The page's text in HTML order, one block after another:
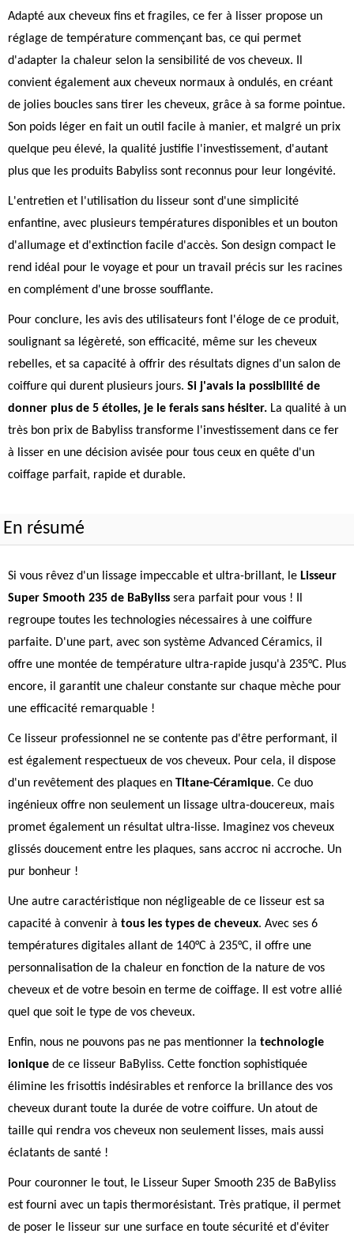
Adapté aux cheveux fins et fragiles, ce fer à lisser propose un
réglage de température commençant bas, ce qui permet
d'adapter la chaleur selon la sensibilité de vos cheveux. Il
convient également aux cheveux normaux à ondulés, en créant
de jolies boucles sans tirer les cheveux, grâce à sa forme pointue.
Son poids léger en fait un outil facile à manier, et malgré un prix
quelque peu élevé, la qualité justifie l'investissement, d'autant
plus que les produits Babyliss sont reconnus pour leur longévité.
L'entretien et l'utilisation du lisseur sont d'une simplicité
enfantine, avec plusieurs températures disponibles et un bouton
d'allumage et d'extinction facile d'accès. Son design compact le
rend idéal pour le voyage et pour un travail précis sur les racines
en complément d'une brosse soufflante.
Pour conclure, les avis des utilisateurs font l'éloge de ce produit,
soulignant sa légèreté, son efficacité, même sur les cheveux
rebelles, et sa capacité à offrir des résultats dignes d'un salon de
coiffure qui durent plusieurs jours. Si j'avais la possibilité de
donner plus de 5 étoiles, je le ferais sans hésiter. La qualité à un
très bon prix de Babyliss transforme l'investissement dans ce fer
à lisser en une décision avisée pour tous ceux en quête d'un
coiffage parfait, rapide et durable.
En résumé
Si vous rêvez d'un lissage impeccable et ultra-brillant, le Lisseur
Super Smooth 235 de BaByliss sera parfait pour vous ! Il
regroupe toutes les technologies nécessaires à une coiffure
parfaite. D'une part, avec son système Advanced Céramics, il
offre une montée de température ultra-rapide jusqu'à 235°C. Plus
encore, il garantit une chaleur constante sur chaque mèche pour
une efficacité remarquable !
Ce lisseur professionnel ne se contente pas d'être performant, il
est également respectueux de vos cheveux. Pour cela, il dispose
d'un revêtement des plaques en Titane-Céramique. Ce duo
ingénieux offre non seulement un lissage ultra-doucereux, mais
promet également un résultat ultra-lisse. Imaginez vos cheveux
glissés doucement entre les plaques, sans accroc ni accroche. Un
pur bonheur !
Une autre caractéristique non négligeable de ce lisseur est sa
capacité à convenir à tous les types de cheveux. Avec ses 6
températures digitales allant de 140°C à 235°C, il offre une
personnalisation de la chaleur en fonction de la nature de vos
cheveux et de votre besoin en terme de coiffage. Il est votre allié
quel que soit le type de vos cheveux.
Enfin, nous ne pouvons pas ne pas mentionner la technologie
ionique de ce lisseur BaByliss. Cette fonction sophistiquée
élimine les frisottis indésirables et renforce la brillance des vos
cheveux durant toute la durée de votre coiffure. Un atout de
taille qui rendra vos cheveux non seulement lisses, mais aussi
éclatants de santé !
Pour couronner le tout, le Lisseur Super Smooth 235 de BaByliss
est fourni avec un tapis thermorésistant. Très pratique, il permet
de poser le lisseur sur une surface en toute sécurité et d'éviter